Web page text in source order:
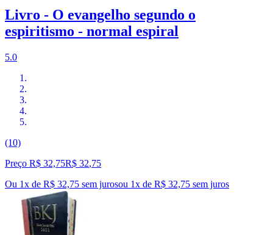
Livro - O evangelho segundo o
espiritismo - normal espiral
5.0
(10)
Preço R$ 32,75R$ 32,75
Ou 1x de R$ 32,75 sem jurosou 1x de R$ 32,75 sem juros